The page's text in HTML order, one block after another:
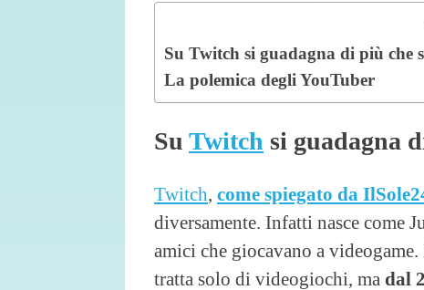
Su Twitch si guadagna di più che
La polemica degli YouTuber
Su Twitch si guadagna
Twitch, come spiegato da
diversamente. Infatti nasce come
amici che giocavano a
tratta solo di videogiochi, ma dal